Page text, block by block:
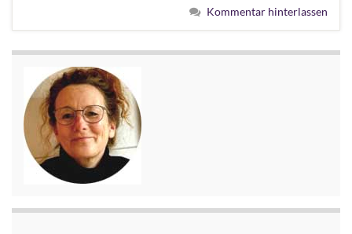
Kommentar hinterlassen